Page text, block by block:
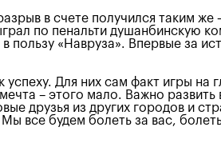
в счете получился таким же
по пенальти душанбинскую
пользу «Навруза». Впервые за
Для них сам факт игры
– этого мало. Важно развить
друзья из других городов и
все будем болеть за вас,